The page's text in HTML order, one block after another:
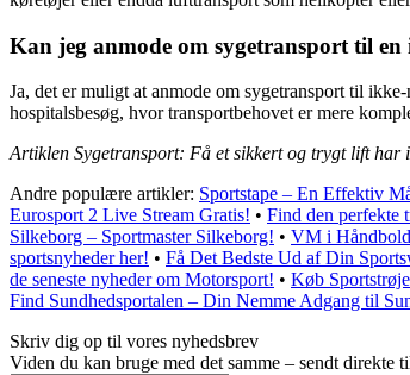
Kan jeg anmode om sygetransport til
Ja, det er muligt at anmode om sygetransport til
hospitalsbesøg, hvor transportbehovet er mere
Artiklen Sygetransport: Få et sikkert og trygt lift har
Andre populære artikler: Sportstape – En Effektiv
Eurosport 2 Live Stream Gratis! • Find den perfekte
Silkeborg – Sportmaster Silkeborg! • VM i Håndbold
sportsnyheder her! • Få Det Bedste Ud af Din
de seneste nyheder om Motorsport! • Køb
Find Sundhedsportalen – Din Nemme Adgang til
Skriv dig op til vores nyhedsbrev
Viden du kan bruge med det samme – sendt direkte